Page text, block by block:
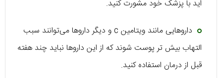
اید با پزشک خود مشورت کنید.
داروهایی مانند ویتامین c و دیگر داروها می‌توانند سبب
التهاب بیش تر پوست شوند که از این داروها نباید چند هفته
قبل از درمان استفاده کنید.